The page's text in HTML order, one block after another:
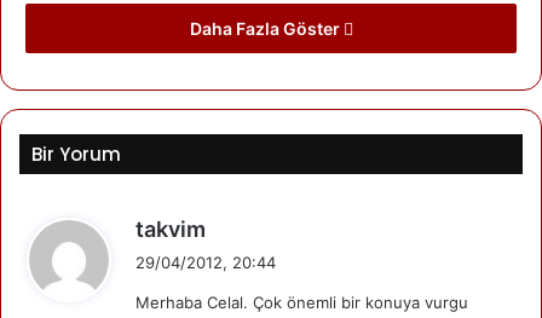
tepecikleri, vadiler ve kayalıklardan oluşan bir parkurun
beklediğini ifade eden Karaca, yarış parkuru dışında
yiyecek-içecek stantları da belirlediklerini kaydetti. Karaca,
şampiyona ve festivalin Celil Boğazı peri bacalarının
tanıtımına ve Kuşça ekonomisine katkı sağlayacağını
Haberi okuduktan sonra aklıma ilk gelen, olamaz bu tip bir
motokros yarışması Celil boğazında bir doğa katliamına
Daha Fazla Göster
Bir Yorum
takvim
i
29/04/2012, 20:44
Merhaba Celal. Çok önemli bir konuya vurgu